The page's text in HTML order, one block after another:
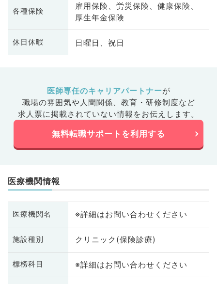
各種保険
雇用保険、労災保険、健康保険、
厚生年金保険
休日休暇 日曜日、祝日
医師専任のキャリアパートナーが
職場の雰囲気や人間関係、 教育・研修制度など
求人票に掲載されていない情報をお伝えします。
無料転職サポートを利用する
医療機関情報
医療機関名 ※詳細はお問い合わせください
施設種別 クリニック(保険診療)
標榜科目 ※詳細はお問い合わせください